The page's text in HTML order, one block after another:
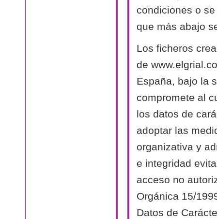
condiciones o
que más abajo
Los ficheros
de
España, bajo la
compromete al
los datos de
adoptar las
organizativa y
e integridad
acceso no
Orgánica 15/
Datos de